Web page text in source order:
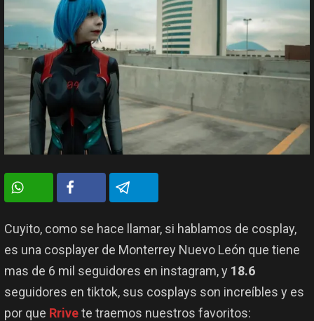
Cuyito, como se hace llamar, si hablamos de cosplay,
es una cosplayer de Monterrey Nuevo León que tiene
mas de 6 mil seguidores en instagram, y 18.6
seguidores en tiktok, sus cosplays son increíbles y es
por que Rrivete traemos nuestros favoritos: